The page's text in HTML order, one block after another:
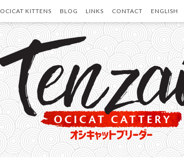
OCICAT KITTENS BLOG LINKS CONTACT ENGLISH